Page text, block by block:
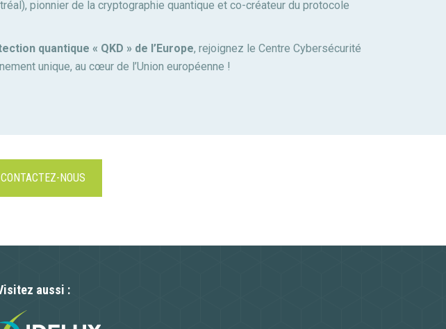
pionnier de la cryptographie quantique et co-créateur du protocole
quantique « QKD » de l’Europe, rejoignez le Centre Cybersécurité
unique, au cœur de l’Union européenne !
NOUS
aussi :